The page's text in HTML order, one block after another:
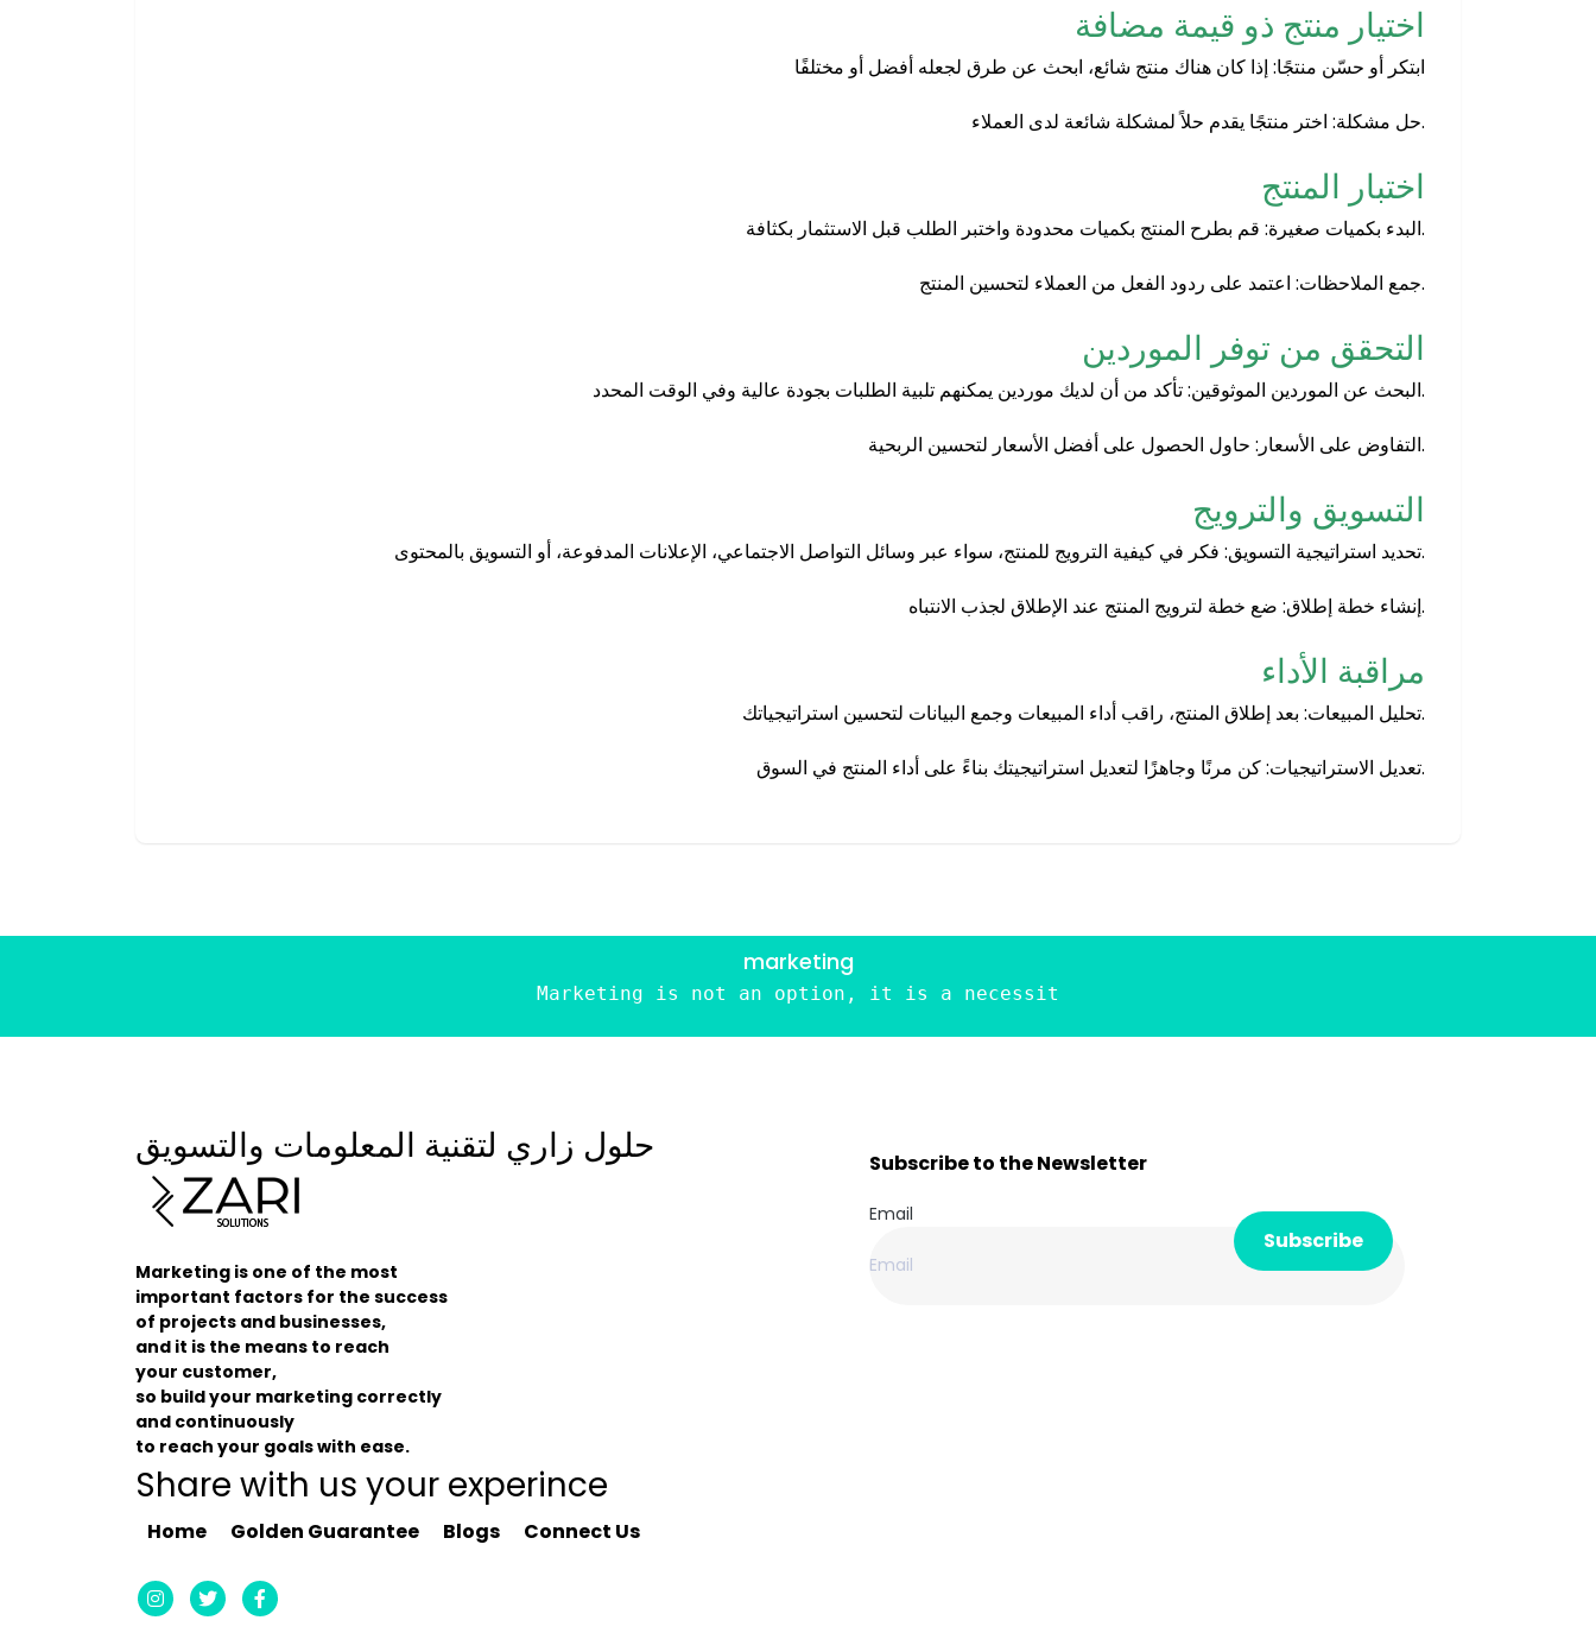
اختيار منتج ذو قيمة مضافة
ابتكر أو حسّن منتجًا: إذا كان هناك منتج شائع، ابحث عن طرق لجعله أفضل أو مختلفًا
حل مشكلة: اختر منتجًا يقدم حلاً لمشكلة شائعة لدى العملاء.
اختبار المنتج
البدء بكميات صغيرة: قم بطرح المنتج بكميات محدودة واختبر الطلب قبل الاستثمار بكثافة.
جمع الملاحظات: اعتمد على ردود الفعل من العملاء لتحسين المنتج.
التحقق من توفر الموردين
البحث عن الموردين الموثوقين: تأكد من أن لديك موردين يمكنهم تلبية الطلبات بجودة عالية وفي الوقت المحدد.
التفاوض على الأسعار: حاول الحصول على أفضل الأسعار لتحسين الربحية.
التسويق والترويج
تحديد استراتيجية التسويق: فكر في كيفية الترويج للمنتج، سواء عبر وسائل التواصل الاجتماعي، الإعلانات المدفوعة، أو التسويق بالمحتوى.
إنشاء خطة إطلاق: ضع خطة لترويج المنتج عند الإطلاق لجذب الانتباه.
مراقبة الأداء
تحليل المبيعات: بعد إطلاق المنتج، راقب أداء المبيعات وجمع البيانات لتحسين استراتيجياتك.
تعديل الاستراتيجيات: كن مرنًا وجاهزًا لتعديل استراتيجيتك بناءً على أداء المنتج في السوق.
marketing
Marketing is not an option, it is a necessit
حلول زاري لتقنية المعلومات والتسويق
Marketing is one of the most
important factors for the success
of projects and businesses,
and it is the means to reach
your customer,
so build your marketing correctly
and continuously
to reach your goals with ease.
Share with us your experince
Home Golden Guarantee Blogs Connect Us
Subscribe to the Newsletter
Email